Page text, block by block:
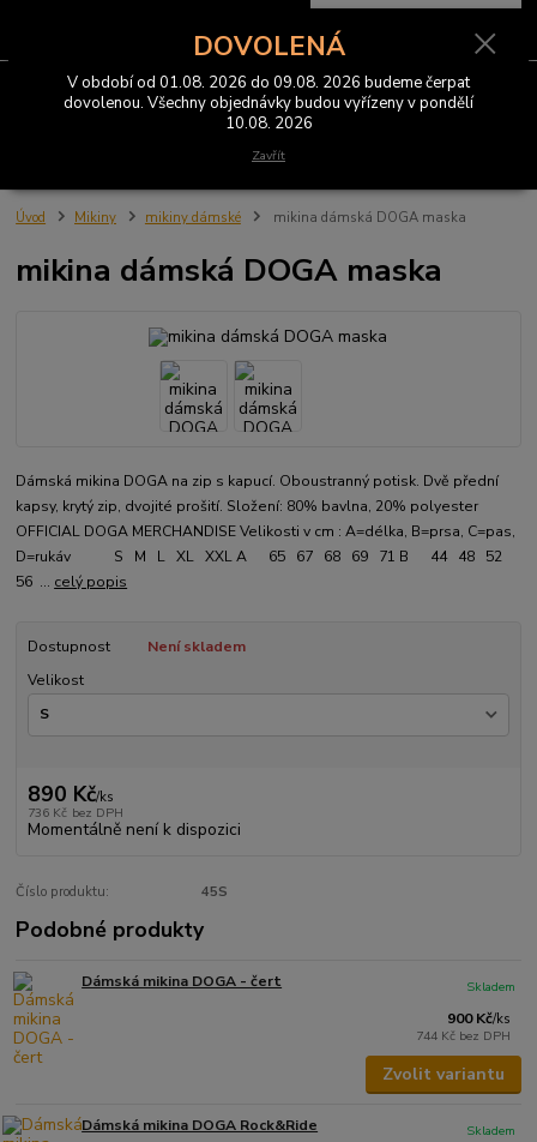
Menu
0 Kč
Úvod Mikiny mikiny dámské mikina dámská DOGA maska
mikina dámská DOGA maska
Dámská mikina DOGA na zip s kapucí. Oboustranný potisk. Dvě přední
kapsy, krytý zip, dvojité prošití. Složení: 80% bavlna, 20% polyester
OFFICIAL DOGA MERCHANDISE Velikosti v cm : A=délka, B=prsa, C=pas,
D=rukáv S M L XL XXL A 65 67 68 69 71 B 44 48 52
56 ... celý popis
Dostupnost
Není skladem
Velikost
890 Kč/ks
736 Kč bez DPH
Momentálně není k dispozici
Číslo produktu: 45S
Podobné produkty
Dámská mikina DOGA - čert
900 Kč/ks
744 Kč bez DPH
Skladem
Zvolit variantu
Dámská mikina DOGA Rock&Ride
Skladem
DOVOLENÁ
V období od 01.08. 2026 do 09.08. 2026 budeme čerpat
dovolenou. Všechny objednávky budou vyřízeny v pondělí
10.08. 2026
Zavřít